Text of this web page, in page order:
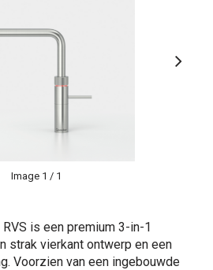
Image 1 / 1
is een premium 3-in-1
strak vierkant ontwerp en een
Voorzien van een ingebouwde